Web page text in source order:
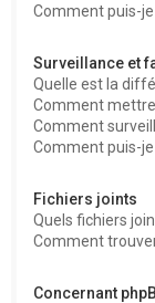
Comment puis-
Surveillance et
Quelle est la
Comment
Comment
Comment puis-
Fichiers joints
Quels fichiers
Comment
Concernant